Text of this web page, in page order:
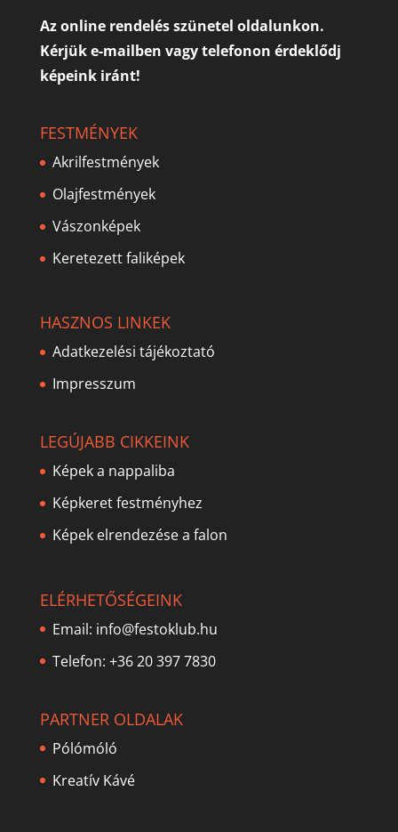
Az online rendelés szünetel oldalunkon.
Kérjük e-mailben vagy telefonon érdeklődj
képeink iránt!
FESTMÉNYEK
Akrilfestmények
Olajfestmények
Vászonképek
Keretezett faliképek
HASZNOS LINKEK
Adatkezelési tájékoztató
Impresszum
LEGÚJABB CIKKEINK
Képek a nappaliba
Képkeret festményhez
Képek elrendezése a falon
ELÉRHETŐSÉGEINK
Email: info@festoklub.hu
Telefon: +36 20 397 7830
PARTNER OLDALAK
Pólómóló
Kreatív Kávé